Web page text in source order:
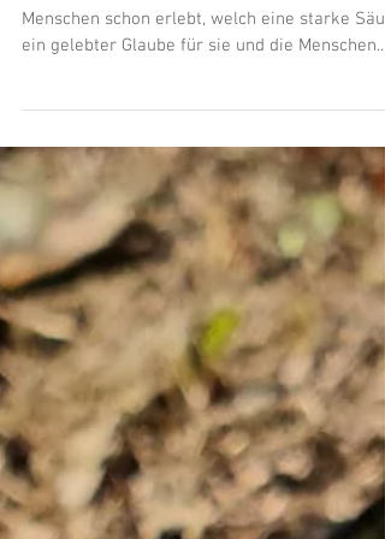
Passion findet statt
Gerade im letzten 'Corona-Jahr' haben viele
Menschen schon erlebt, welch eine starke
ein gelebter Glaube für sie und die Menschen...